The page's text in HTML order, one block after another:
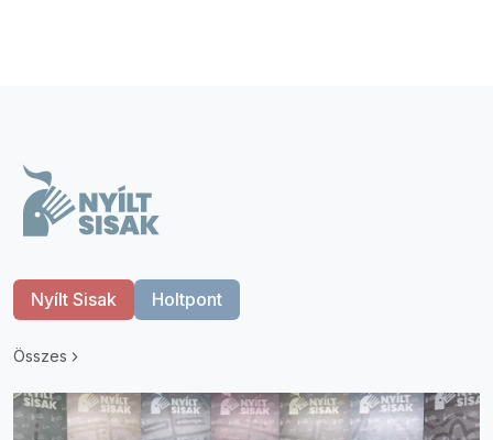
Nyílt Sisak Holtpont
Összes